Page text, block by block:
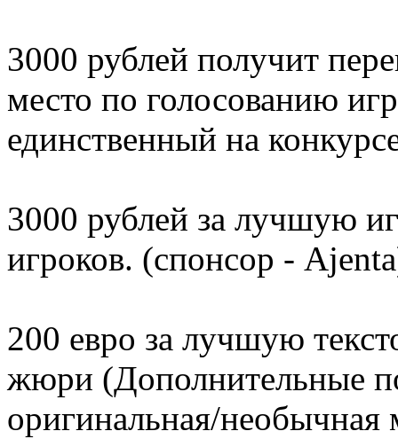
3000 рублей получит
место по голосованию
единственный на
3000 рублей за лучшую
игроков. (спонсор -
200 евро за лучшую
жюри (Дополнительные
оригинальная/